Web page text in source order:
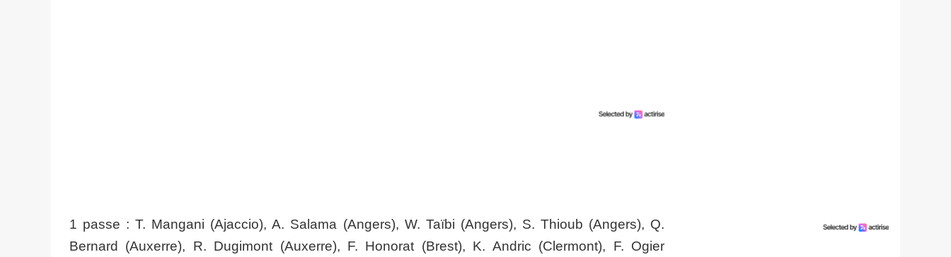
1 passe : T. Mangani (Ajaccio), A. Salama (Angers), W. Taïbi (Angers), S. Thioub (Angers), Q.
Bernard (Auxerre), R. Dugimont (Auxerre), F. Honorat (Brest), K. Andric (Clermont), F. Ogier